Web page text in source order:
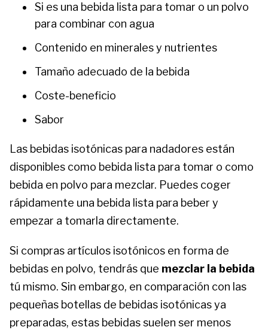
Si es una bebida lista para tomar o un polvo
para combinar con agua
Contenido en minerales y nutrientes
Tamaño adecuado de la bebida
Coste-beneficio
Sabor
Las bebidas isotónicas para nadadores están
disponibles como bebida lista para tomar o como
bebida en polvo para mezclar. Puedes coger
rápidamente una bebida lista para beber y
empezar a tomarla directamente.
Si compras artículos isotónicos en forma de
bebidas en polvo, tendrás que mezclar la bebida
tú mismo. Sin embargo, en comparación con las
pequeñas botellas de bebidas isotónicas ya
preparadas, estas bebidas suelen ser menos